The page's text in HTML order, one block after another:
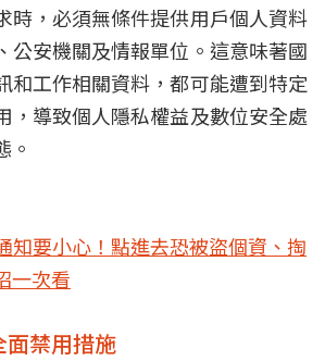
時，必須無條件提供用戶個人資料
公安機關及情報單位。這意味著國
和工作相關資料，都可能遭到特定
，導致個人隱私權益及數位安全處
。
知要小心！點進去恐被盜個資、掏
一次看
面禁用措施